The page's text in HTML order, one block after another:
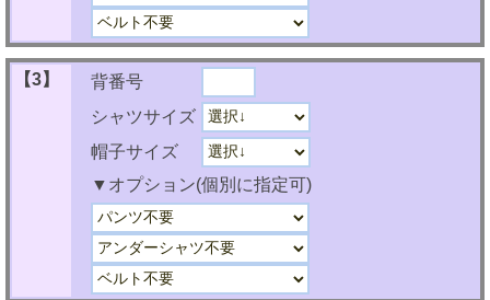
【3】
背番号
シャツサイズ
帽子サイズ
▼オプション(個別に指定可)